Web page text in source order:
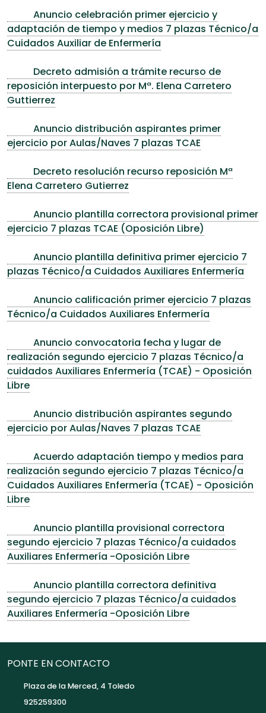
Anuncio celebración primer ejercicio y
adaptación de tiempo y medios 7 plazas Técnico/a
Cuidados Auxiliar de Enfermería
Decreto admisión a trámite recurso de
reposición interpuesto por Mª. Elena Carretero
Guttierrez
Anuncio distribución aspirantes primer
ejercicio por Aulas/Naves 7 plazas TCAE
Decreto resolución recurso reposición Mª
Elena Carretero Gutierrez
Anuncio plantilla correctora provisional primer
ejercicio 7 plazas TCAE (Oposición Libre)
Anuncio plantilla definitiva primer ejercicio 7
plazas Técnico/a Cuidados Auxiliares Enfermería
Anuncio calificación primer ejercicio 7 plazas
Técnico/a Cuidados Auxiliares Enfermería
Anuncio convocatoria fecha y lugar de
realización segundo ejercicio 7 plazas Técnico/a
cuidados Auxiliares Enfermería (TCAE) - Oposición
Libre
Anuncio distribución aspirantes segundo
ejercicio por Aulas/Naves 7 plazas TCAE
Acuerdo adaptación tiempo y medios para
realización segundo ejercicio 7 plazas Técnico/a
Cuidados Auxiliares Enfermería (TCAE) - Oposición
Libre
Anuncio plantilla provisional correctora
segundo ejercicio 7 plazas Técnico/a cuidados
Auxiliares Enfermería -Oposición Libre
Anuncio plantilla correctora definitiva
segundo ejercicio 7 plazas Técnico/a cuidados
Auxiliares Enfermería -Oposición Libre
PONTE EN CONTACTO
Plaza de la Merced, 4 Toledo
925259300